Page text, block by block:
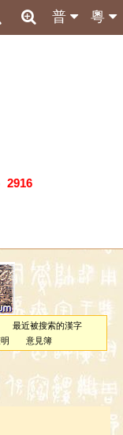
粵
普
2916
最近被搜索的漢字
意見簿